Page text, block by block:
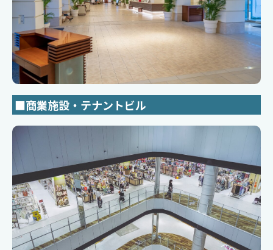
■商業施設・テナントビル